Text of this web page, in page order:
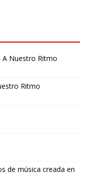
Nuestro Ritmo
Ritmo
de música creada en